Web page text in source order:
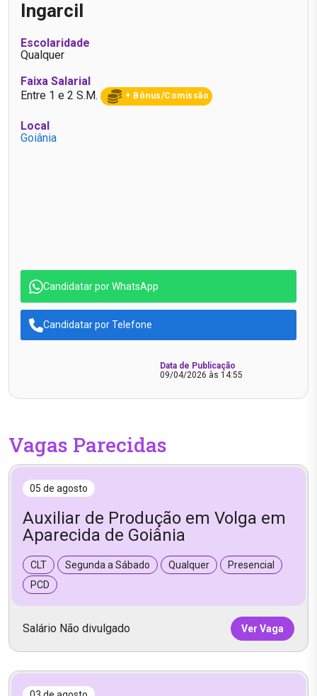
Ingarcil
Escolaridade
Qualquer
Faixa Salarial
Entre 1 e 2 S.M.
+ Bônus/Comissão
Local
Goiânia
Candidatar por WhatsApp
Candidatar por Telefone
Data de Publicação
09/04/2026 às 14:55
Vagas Parecidas
05 de agosto
Auxiliar de Produção em Volga em
Aparecida de Goiânia
CLT Segunda a Sábado Qualquer
Presencial
PCD
Salário Não divulgado Ver Vaga